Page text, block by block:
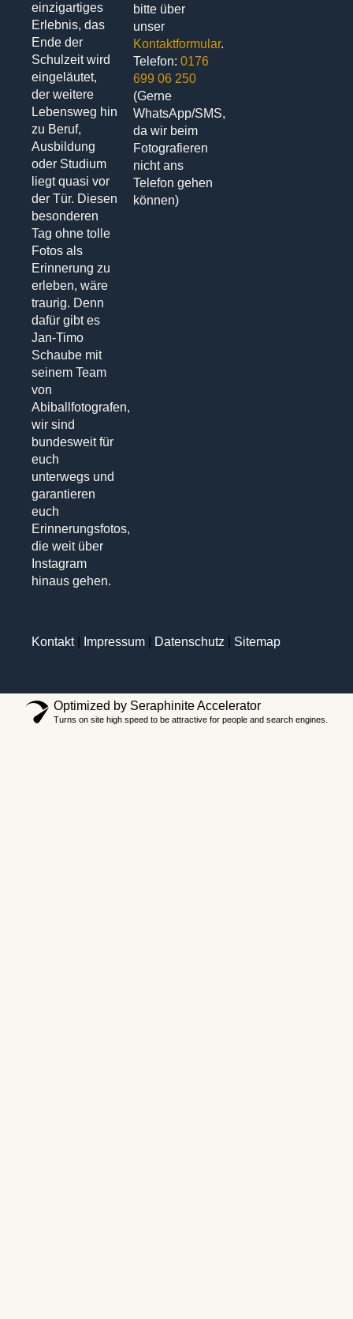
einzigartiges
Erlebnis, das
Ende der
Schulzeit wird
eingeläutet,
der weitere
Lebensweg hin
zu Beruf,
Ausbildung
oder Studium
liegt quasi vor
der Tür. Diesen
besonderen
Tag ohne tolle
Fotos als
Erinnerung zu
erleben, wäre
traurig. Denn
dafür gibt es
Jan-Timo
Schaube mit
seinem Team
von
Abiballfotografen,
wir sind
bundesweit für
euch
unterwegs und
garantieren
euch
Erinnerungsfotos,
die weit über
Instagram
hinaus gehen.
bitte über
unser
Kontaktformular.
Telefon:0176
699 06 250
(Gerne
WhatsApp/SMS,
da wir beim
Fotografieren
nicht ans
Telefon gehen
können)
Kontakt| Impressum Datenschutz Sitemap
Optimized by Seraphinite Accelerator
Turns on site high speed to be attractive for people and search engines.